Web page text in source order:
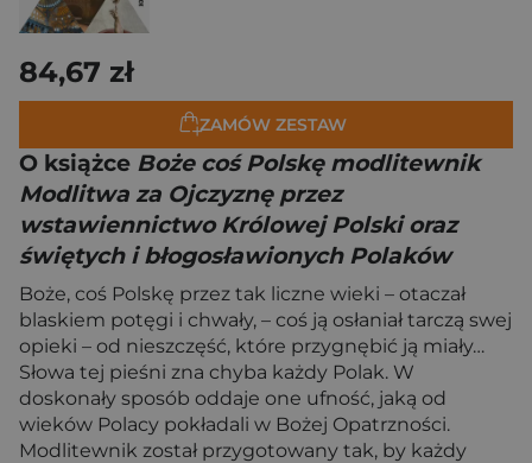
84,67 zł
ZAMÓW ZESTAW
O książce Boże coś Polskę modlitewnik
Modlitwa za Ojczyznę przez
wstawiennictwo Królowej Polski oraz
świętych i błogosławionych Polaków
Boże, coś Polskę przez tak liczne wieki – otaczał
blaskiem potęgi i chwały, – coś ją osłaniał tarczą swej
opieki – od nieszczęść, które przygnębić ją miały…
Słowa tej pieśni zna chyba każdy Polak. W
doskonały sposób oddaje one ufność, jaką od
wieków Polacy pokładali w Bożej Opatrzności.
Modlitewnik został przygotowany tak, by każdy